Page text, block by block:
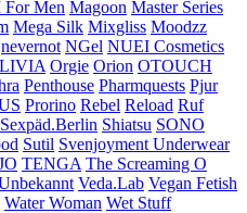
For Men Magoon Master Series
Mega Silk Mixgliss Moodzz
nevernot NGel NUEI Cosmetics
Orgie Orion OTOUCH
Penthouse Pharmquests Pjur
Prorino Rebel Reload Ruf
Sexpäd.Berlin Shiatsu SONO
Sutil Svenjoyment Underwear
TENGA The Screaming O
Veda.Lab Vegan Fetish
Water Woman Wet Stuff